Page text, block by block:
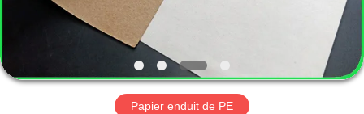
DE
NOUS
Papier enduit de PE